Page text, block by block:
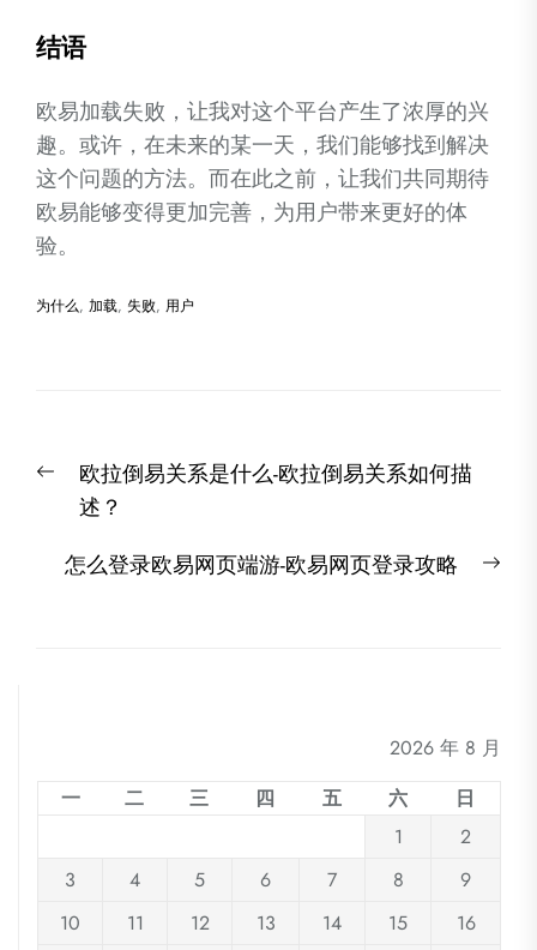
结语
欧易加载失败，让我对这个平台产生了浓厚的兴
趣。或许，在未来的某一天，我们能够找到解决
这个问题的方法。而在此之前，让我们共同期待
欧易能够变得更加完善，为用户带来更好的体
验。
为什么, 加载, 失败, 用户
章
航
Previous欧拉倒易关系是什么-欧拉倒易关系如何描
述？
怎么登录欧易网页端游-欧易网页登录攻略
2026 年 8 月
一
二 三 四 五 六
日
1
2
3
4 5 6 7 8
9
10
11 12 13 14 15
16